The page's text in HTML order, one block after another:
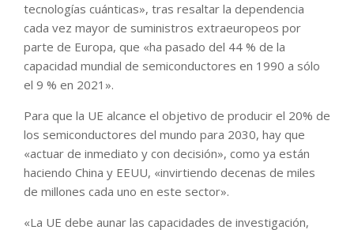
tecnologías cuánticas», tras resaltar la dependencia
cada vez mayor de suministros extraeuropeos por
parte de Europa, que «ha pasado del 44 % de la
capacidad mundial de semiconductores en 1990 a sólo
el 9 % en 2021».
Para que la UE alcance el objetivo de producir el 20% de
los semiconductores del mundo para 2030, hay que
«actuar de inmediato y con decisión», como ya están
haciendo China y EEUU, «invirtiendo decenas de miles
de millones cada uno en este sector».
«La UE debe aunar las capacidades de investigación,